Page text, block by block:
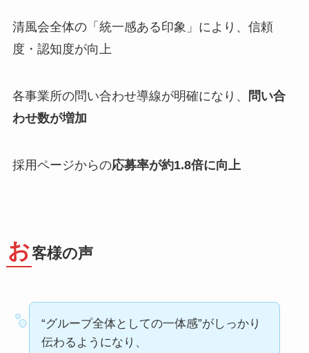
清風会全体の「統一感ある印象」により、信頼
度・認知度が向上
各事業所の問い合わせ導線が明確になり、
問い合
わせ数が増加
採用ページからの応募率が約1.8倍に向上
お客様の声
“グループ全体としての一体感”がしっかり
伝わるようになり、